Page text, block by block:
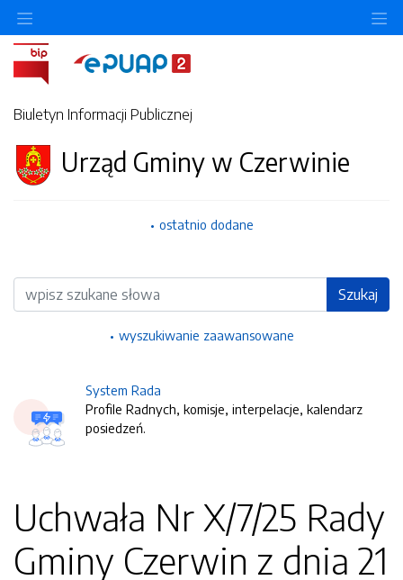
Biuletyn Informacji Publicznej
Urząd Gminy w Czerwinie
ostatnio dodane
Wyszukiwarka Szukaj
wyszukiwanie zaawansowane
System Rada
Profile Radnych, komisje, interpelacje, kalendarz
posiedzeń.
Uchwała Nr X/7/25 Rady
Gminy Czerwin z dnia 21